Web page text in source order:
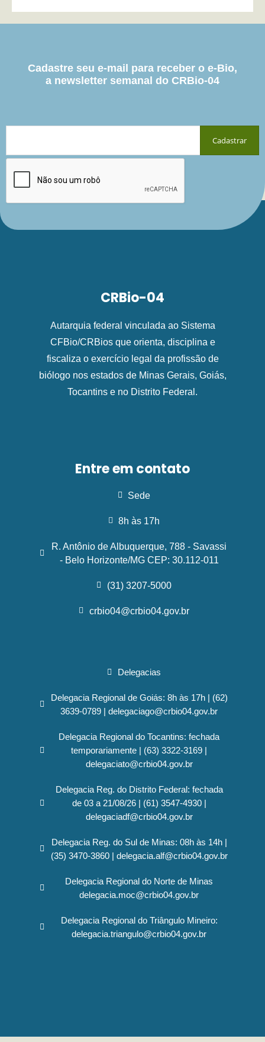
Cadastre seu e-mail para receber o e-Bio,
a newsletter semanal do CRBio-04
CRBio-04
Autarquia federal vinculada ao Sistema
CFBio/CRBios que orienta, disciplina e
fiscaliza o exercício legal da profissão de
biólogo nos estados de Minas Gerais, Goiás,
Tocantins e no Distrito Federal.
Entre em contato
Sede
8h às 17h
R. Antônio de Albuquerque, 788 - Savassi
- Belo Horizonte/MG CEP: 30.112-011
(31) 3207-5000
crbio04@crbio04.gov.br
Delegacias
Delegacia Regional de Goiás: 8h às 17h | (62)
3639-0789 | delegaciago@crbio04.gov.br
Delegacia Regional do Tocantins: fechada
temporariamente | (63) 3322-3169 |
delegaciato@crbio04.gov.br
Delegacia Reg. do Distrito Federal: fechada
de 03 a 21/08/26 | (61) 3547-4930 |
delegaciadf@crbio04.gov.br
Delegacia Reg. do Sul de Minas: 08h às 14h |
(35) 3470-3860 | delegacia.alf@crbio04.gov.br
Delegacia Regional do Norte de Minas
delegacia.moc@crbio04.gov.br
Delegacia Regional do Triângulo Mineiro:
delegacia.triangulo@crbio04.gov.br